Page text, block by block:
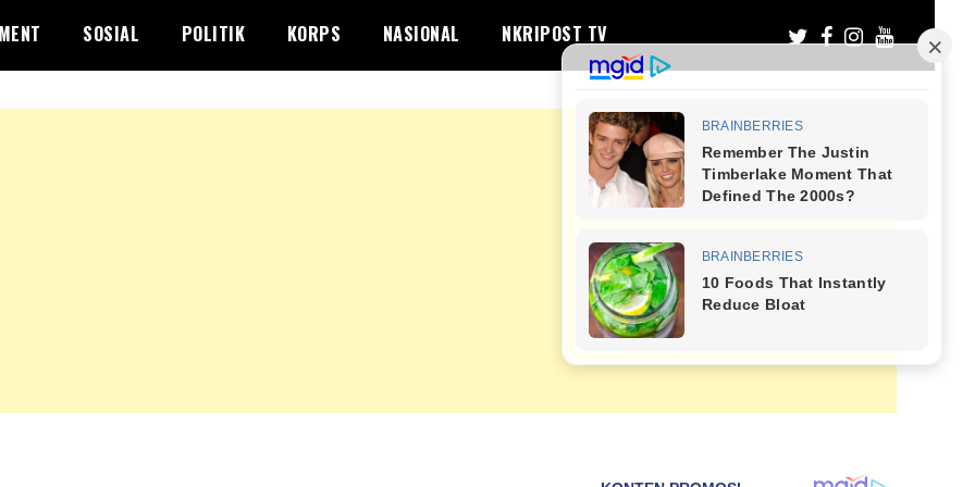
SOSIAL POLITIK KORPS NASIONAL NKRIPOST TV